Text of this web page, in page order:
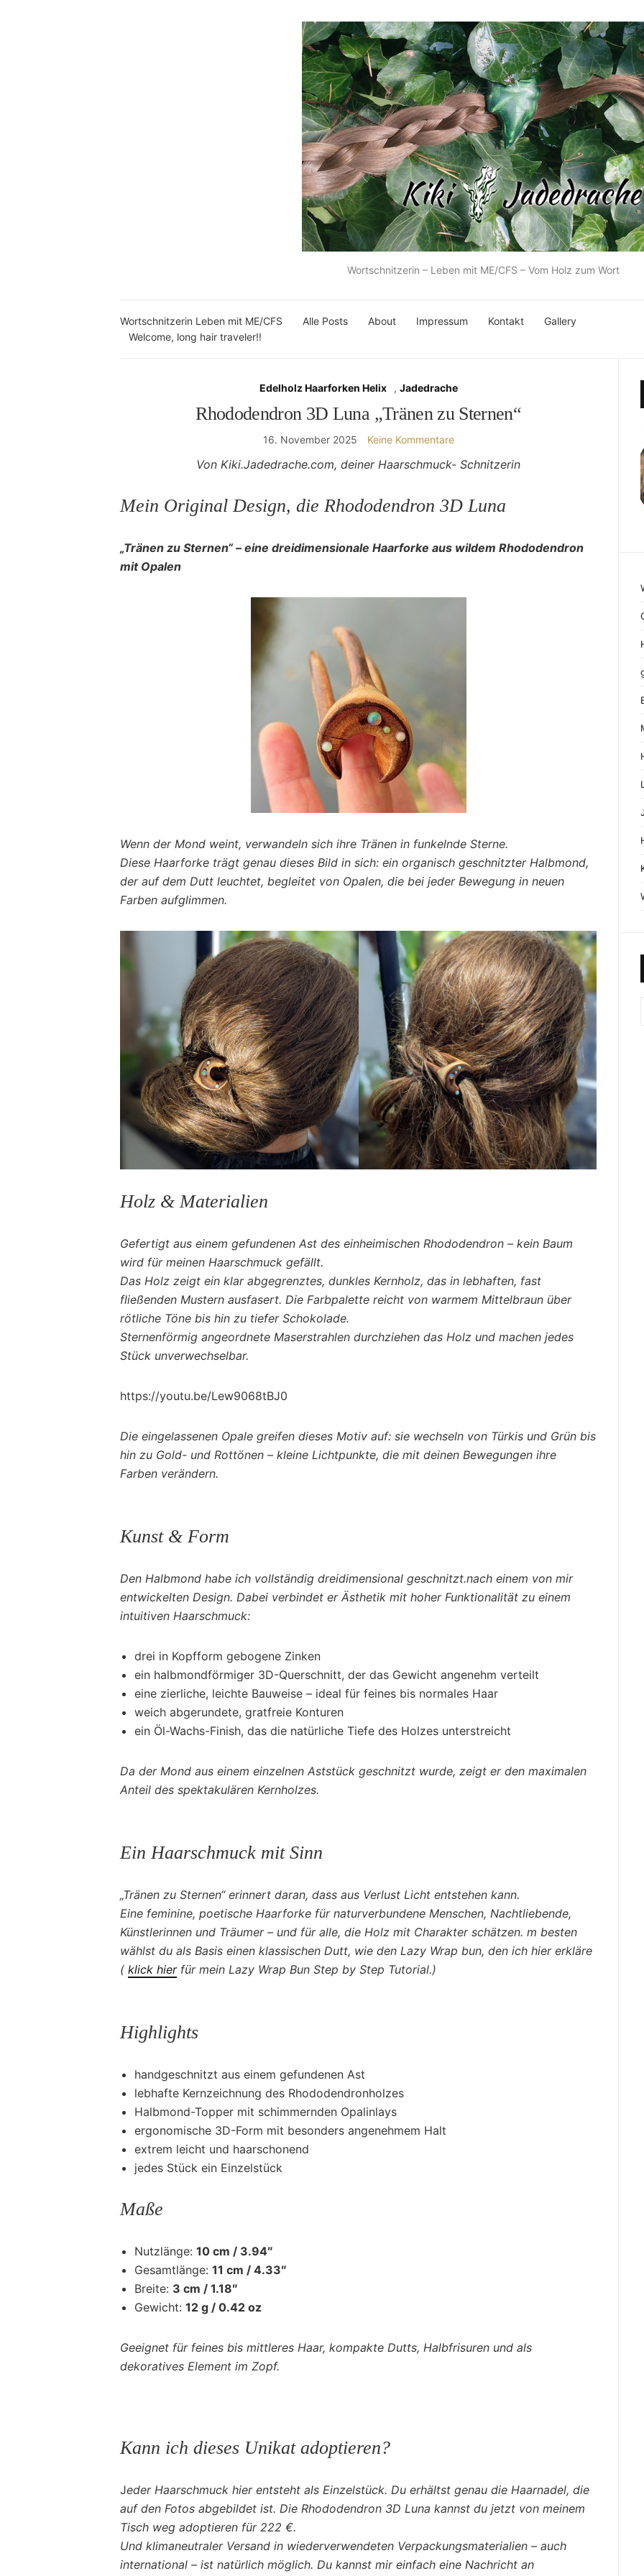
Wortschnitzerin – Leben mit ME/CFS – Vom Holz zum Wort
Wortschnitzerin Leben mit ME/CFS Alle Posts About Impressum Kontakt
Gallery
Welcome, long hair traveler!!
Edelholz Haarforken Helix , Jadedrache
Rhododendron 3D Luna „Tränen zu Sternen“
16. November 2025 Keine Kommentare
Von Kiki.Jadedrache.com, deiner Haarschmuck- Schnitzerin
Mein Original Design, die Rhododendron 3D Luna
„Tränen zu Sternen“ – eine dreidimensionale Haarforke aus wildem Rhododendron
mit Opalen
Wenn der Mond weint, verwandeln sich ihre Tränen in funkelnde Sterne.
Diese Haarforke trägt genau dieses Bild in sich: ein organisch geschnitzter Halbmond,
der auf dem Dutt leuchtet, begleitet von Opalen, die bei jeder Bewegung in neuen
Farben aufglimmen.
Holz & Materialien
Gefertigt aus einem gefundenen Ast des einheimischen Rhododendron – kein Baum
wird für meinen Haarschmuck gefällt.
Das Holz zeigt ein klar abgegrenztes, dunkles Kernholz, das in lebhaften, fast
fließenden Mustern ausfasert. Die Farbpalette reicht von warmem Mittelbraun über
rötliche Töne bis hin zu tiefer Schokolade.
Sternenförmig angeordnete Maserstrahlen durchziehen das Holz und machen jedes
Stück unverwechselbar.
https://youtu.be/Lew9068tBJ0
Die eingelassenen Opale greifen dieses Motiv auf: sie wechseln von Türkis und Grün bis
hin zu Gold- und Rottönen – kleine Lichtpunkte, die mit deinen Bewegungen ihre
Farben verändern.
Kunst & Form
Den Halbmond habe ich vollständig dreidimensional geschnitzt.nach einem von mir
entwickelten Design. Dabei verbindet er Ästhetik mit hoher Funktionalität zu einem
intuitiven Haarschmuck:
drei in Kopfform gebogene Zinken
ein halbmondförmiger 3D-Querschnitt, der das Gewicht angenehm verteilt
eine zierliche, leichte Bauweise – ideal für feines bis normales Haar
weich abgerundete, gratfreie Konturen
ein Öl-Wachs-Finish, das die natürliche Tiefe des Holzes unterstreicht
Da der Mond aus einem einzelnen Aststück geschnitzt wurde, zeigt er den maximalen
Anteil des spektakulären Kernholzes.
Ein Haarschmuck mit Sinn
„Tränen zu Sternen“ erinnert daran, dass aus Verlust Licht entstehen kann.
Eine feminine, poetische Haarforke für naturverbundene Menschen, Nachtliebende,
Künstlerinnen und Träumer – und für alle, die Holz mit Charakter schätzen. m besten
wählst du als Basis einen klassischen Dutt, wie den Lazy Wrap bun, den ich hier erkläre
( klick hierfür mein Lazy Wrap Bun Step by Step Tutorial.)
Highlights
handgeschnitzt aus einem gefundenen Ast
lebhafte Kernzeichnung des Rhododendronholzes
Halbmond-Topper mit schimmernden Opalinlays
ergonomische 3D-Form mit besonders angenehmem Halt
extrem leicht und haarschonend
jedes Stück ein Einzelstück
Maße
Nutzlänge: 10 cm / 3.94″
Gesamtlänge: 11 cm / 4.33″
Breite: 3 cm / 1.18″
Gewicht: 12 g / 0.42 oz
Geeignet für feines bis mittleres Haar, kompakte Dutts, Halbfrisuren und als
dekoratives Element im Zopf.
Kann ich dieses Unikat adoptieren?
Jeder Haarschmuck hier entsteht als Einzelstück. Du erhältst genau die Haarnadel, die
auf den Fotos abgebildet ist. Die Rhododendron 3D Luna kannst du jetzt von meinem
Tisch weg adoptieren für 222 €.
Und klimaneutraler Versand in wiederverwendeten Verpackungsmaterialien – auch
international – ist natürlich möglich. Du kannst mir einfach eine Nachricht an